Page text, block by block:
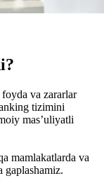
va zararlar
tizimini
mas’uliyatli
mamlakatlarda va
gaplashamiz.